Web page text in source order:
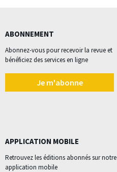
ABONNEMENT
Abonnez-vous pour recevoir la revue et
bénéficiez des services en ligne
Je m'abonne
APPLICATION MOBILE
Retrouvez les éditions abonnés sur notre
application mobile